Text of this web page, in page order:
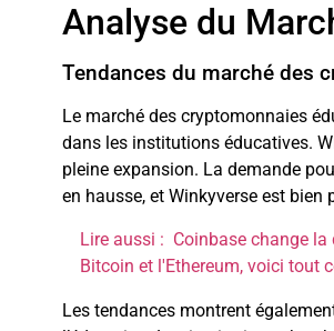
Analyse du
Tendances du marché des
Le marché des cryptomonnaies
dans les institutions éducatives.
pleine expansion. La demande
en hausse, et Winkyverse est bien
Lire aussi : Coinbase change
Bitcoin et l'Ethereum, voici tout
Les tendances montrent